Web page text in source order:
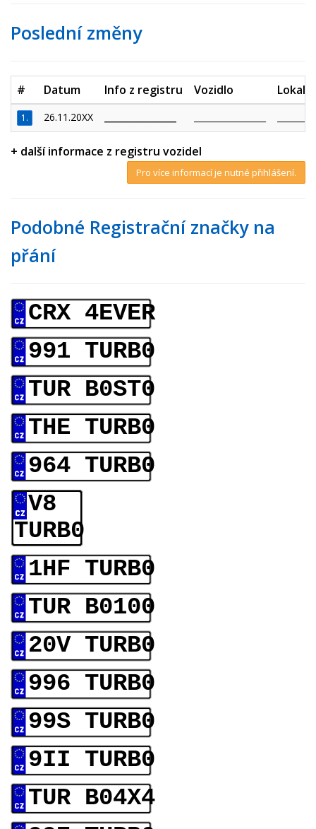
Poslední změny
# Datum Info z registru Vozidlo
1. 26.11.20XX
+ další informace z registru vozidel
Pro více informací je nutné přihlášení.
Podobné Registrační značky na
přání
CRX 4EVER
991 TURB0
TUR B0ST0
THE TURB0
964 TURB0
V8
TURB0
1HF TURB0
TUR B0100
20V TURB0
996 TURB0
99S TURB0
9II TURB0
TUR B04X4